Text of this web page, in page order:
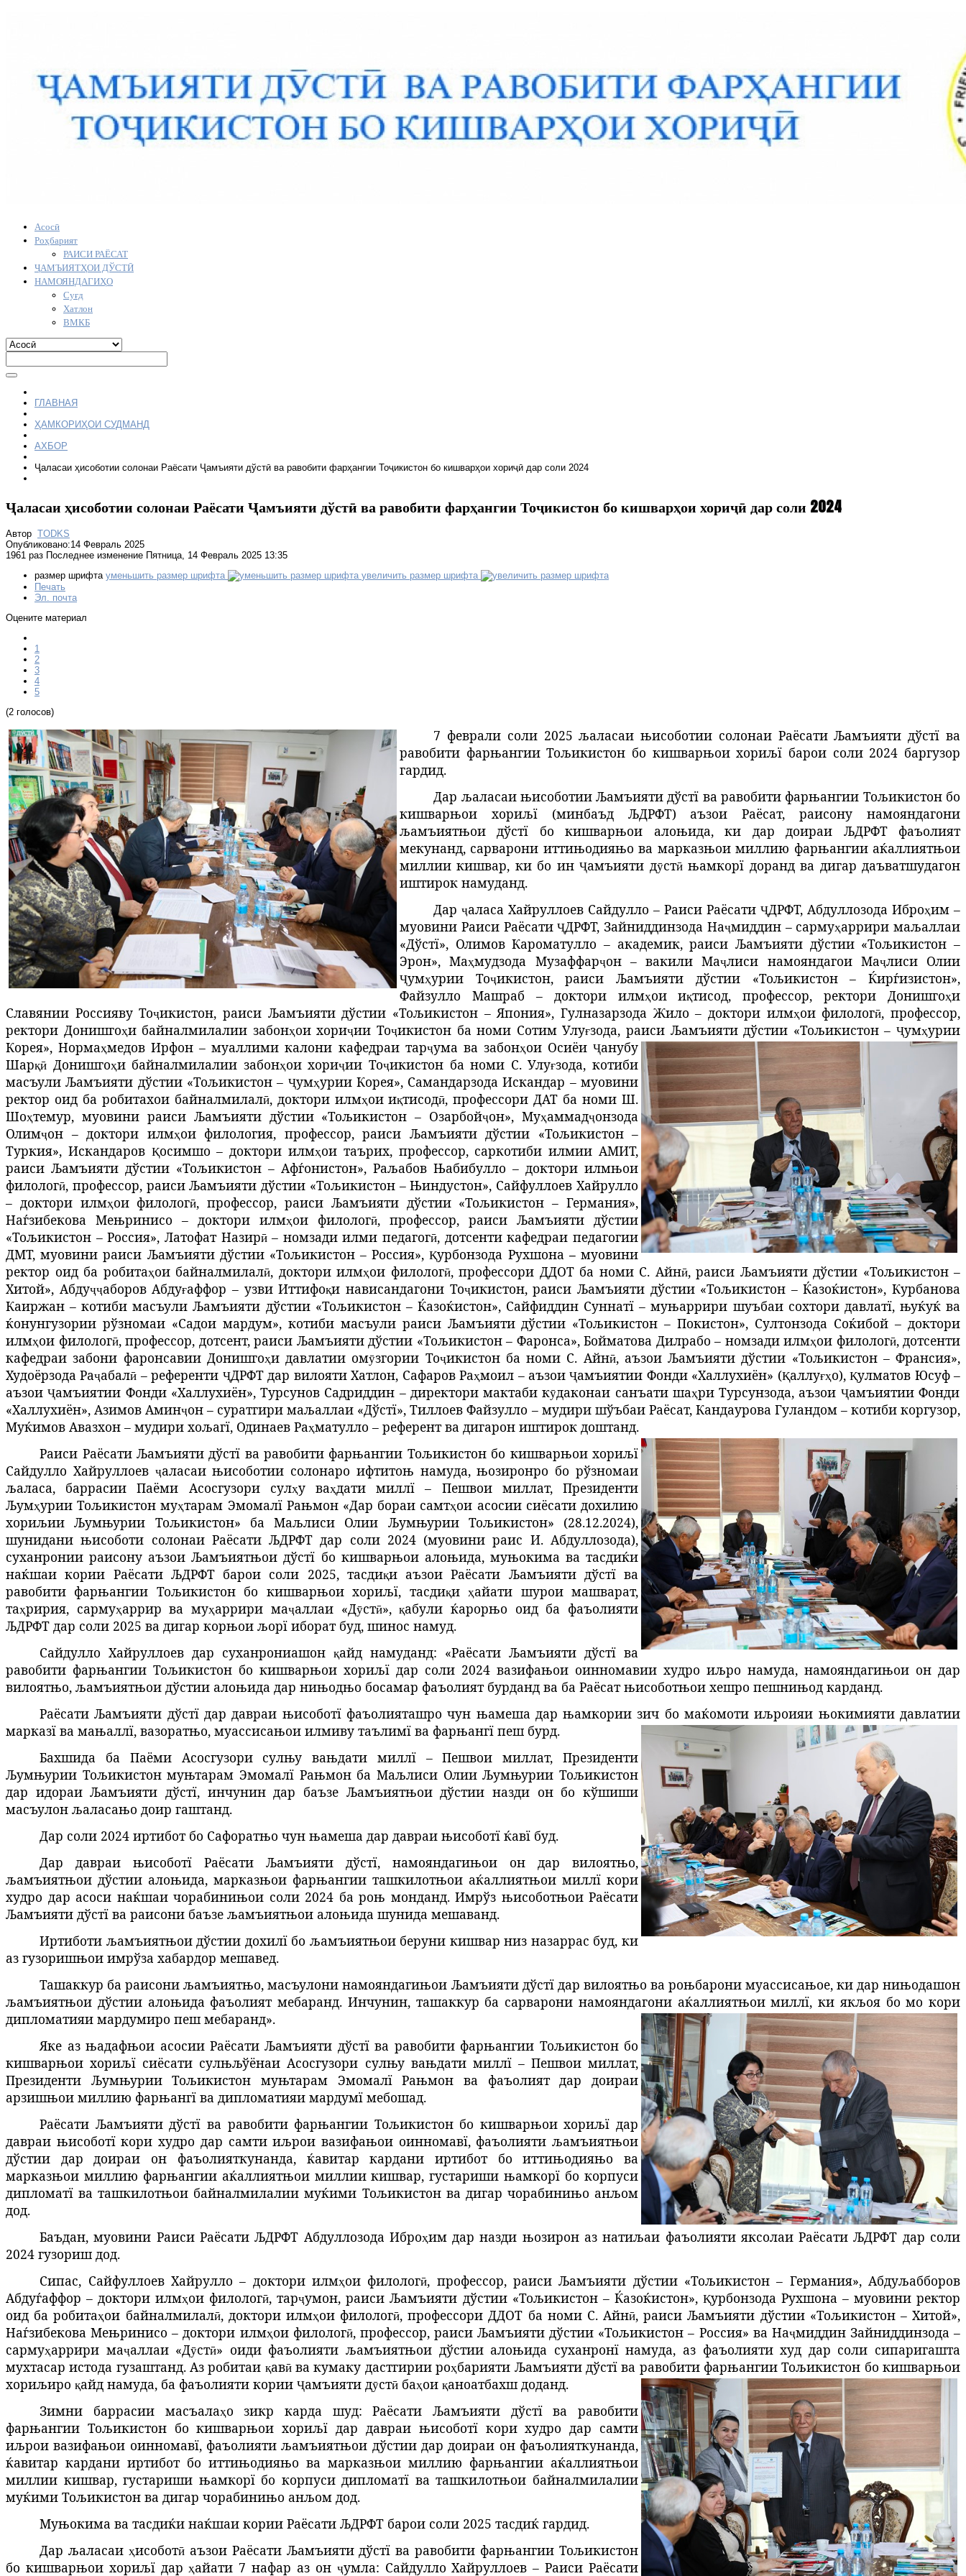
Асосӣ
Роҳбарият
РАИСИ РАЁСАТ
ҶАМЪИЯТҲОИ ДЎСТӢ
НАМОЯНДАГИҲО
Суғд
Хатлон
ВМКБ
ГЛАВНАЯ
ҲАМКОРИҲОИ СУДМАНД
АХБОР
Ҷаласаи ҳисоботии солонаи Раёсати Ҷамъияти дўстӣ ва равобити фарҳангии Тоҷикистон бо кишварҳои хориҷӣ дар соли 2024
Ҷаласаи ҳисоботии солонаи Раёсати Ҷамъияти дўстӣ ва равобити фарҳангии Тоҷикистон бо кишварҳои хориҷӣ дар соли 2024
Автор TODKS
Опубликовано:14 Февраль 2025
1961 раз Последнее изменение Пятница, 14 Февраль 2025 13:35
размер шрифта уменьшить размер шрифта
увеличить размер шрифта
Печать
Эл. почта
Оцените материал
1
2
3
4
5
(2 голосов)
7 феврали соли 2025 љаласаи њисоботии солонаи Раёсати Љамъияти дўстї ва
равобити фарњангии Тољикистон бо кишварњои хориљї барои соли 2024 баргузор
гардид.
Дар љаласаи њисоботии Љамъияти дўстї ва равобити фарњангии Тољикистон бо
кишварњои хориљї (минбаъд ЉДРФТ)
аъзои Раёсат, раисону намояндагони
љамъиятњои дўстї бо кишварњои алоњида, ки дар доираи ЉДРФТ фаъолият
мекунанд, сарварони иттињодияњо ва марказњои миллию фарњангии аќаллиятњои
миллии кишвар, ки бо инҶамъияти дӯстӣњамкорї доранд ва дигар даъватшудагон
иштирок намуданд.
Дарҷаласа Хайруллоев Сайдулло – Раиси РаёсатиҶДРФТ, Абдуллозода Иброҳим–
муовини Раиси РаёсатиҶДРФТ, Зайниддинзода Наҷмиддин – сармуҳаррири маљаллаи
«Дўстї», Олимов Кароматулло – академик, раиси Љамъияти дўстии «Тољикистон –
Эрон», Маҳмудзода Музаффарҷон – вакили Маҷлиси намояндагои Маҷлиси Олии
Ҷумҳурии Тоҷикистон, раиси Љамъияти дўстии «Тољикистон – Ќирѓизистон»,
Файзулло Машраб – доктори илмҳои иқтисод, профессор, ректори Донишгоҳи
Славянии Россияву Тоҷикистон, раиси Љамъияти дўстии «Тољикистон – Япония», Гулназарзода Жило – доктори илмҳои филологӣ, профессор,
ректори Донишгоҳи байналмилалии забонҳои хориҷии Тоҷикистон ба номи Сотим Улуғзода, раиси Љамъияти дўстии «Тољикистон –Ҷумҳурии
Корея», Нормаҳмедов Ирфон –муаллими калони кафедраи тарҷума ва забонҳои Осиёи Ҷанубу
Шарқӣ Донишгоҳи байналмилалии забонҳои хориҷии Тоҷикистон ба номи С. Улуғзода,котиби
масъули Љамъияти дўстии «Тољикистон – Ҷумҳурии Корея», Самандарзода Искандар –муовини
ректор оид ба робитахои байналмилалӣ, доктори илмҳои иқтисодӣ,профессори ДАТ ба номи Ш.
Шоҳтемур, муовини раиси Љамъияти дўстии «Тољикистон – Озарбойҷон», Муҳаммадҷонзода
Олимҷон – доктори илмҳои филология, профессор, раиси Љамъияти дўстии «Тољикистон –
Туркия», Искандаров Қосимшо – доктори илмҳои таърих, профессор, саркотиби илмии АМИТ,
раиси Љамъияти дўстии «Тољикистон – Афѓонистон», Раљабов Њабибулло – доктори илмњои
филологӣ, профессор, раиси Љамъияти дўстии «Тољикистон – Њиндустон», Сайфуллоев Хайрулло
– доктори илмҳои филологӣ, профессор, раиси Љамъияти дўстии «Тољикистон – Германия»,
Наѓзибекова Мењринисо – доктори илмҳои филологӣ, профессор, раиси Љамъияти дўстии
«Тољикистон – Россия», Латофат Назирӣ – номзади илми педагогӣ, дотсенти кафедраи педагогии
ДМТ,муовини раиси Љамъияти дўстии «Тољикистон – Россия»,Қурбонзода Рухшона –муовини
ректор оид ба робитаҳои байналмилалӣ, доктори илмҳои филологӣ, профессори ДДОТ ба номи С. Айнӣ, раиси Љамъияти дўстии «Тољикистон –
Хитой», Абдуҷҷаборов Абдуғаффор – узви Иттифоқи нависандагони Тоҷикистон, раиси Љамъияти дўстии «Тољикистон – Ќазоќистон», Курбанова
Каиржан – котиби масъули Љамъияти дўстии «Тољикистон – Ќазоќистон», Сайфиддин Суннатї – муњаррири шуъбаи сохтори давлатї, њуќуќ ва
ќонунгузории рўзномаи «Садои мардум», котиби масъули раиси Љамъияти дўстии «Тољикистон – Покистон», Султонзода Соќибой – доктори
илмҳои филологӣ, профессор, дотсент, раиси Љамъияти дўстии «Тољикистон – Фаронса», Бойматова Дилрабо – номзади илмҳои филологӣ, дотсенти
кафедраи забони фаронсавии Донишгоҳи давлатии омӯзгории Тоҷикистон ба номи С. Айнӣ, аъзои Љамъияти дўстии «Тољикистон – Франсия»,
Худоёрзода Раҷабалӣ –референти ҶДРФТдар вилояти Хатлон, Сафаров Раҳмоил – аъзоиҶамъиятии Фонди «Халлухиён» (Қаллуғҳо), Қулматов Юсуф –
аъзоиҶамъиятии Фонди «Халлухиён», Турсунов Садриддин – директори мактаби кӯдаконаи санъати шаҳри Турсунзода, аъзои ҶамъиятииФонди
«Халлухиён», Азимов Аминҷон – суратгири маљаллаи «Дўстї», Тиллоев Файзулло – мудири шўъбаи Раёсат, Кандаурова Гуландом – котиби коргузор,
Муќимов Авазхон – мудири хољагї, Одинаев Раҳматулло – референт ва дигарон иштирок доштанд.
Раиси Раёсати Љамъияти дўстї ва равобити фарњангии Тољикистон бо кишварњои хориљї
Сайдулло Хайруллоев ҷаласаи њисоботии солонаро ифтитоњ намуда, њозиронро бо рўзномаи
љаласа, баррасии Паёми Асосгузори сулҳу ваҳдати миллї – Пешвои миллат, Президенти
Љумҳурии Тољикистон муҳтарам Эмомалї Рањмон «Дар бораи самтҳои асосии сиёсати дохилию
хориљии Љумњурии Тољикистон» ба Маљлиси Олии Љумњурии Тољикистон» (28.12.2024),
шунидани њисоботи солонаи Раёсати ЉДРФТ дар соли 2024 (муовини раис И. Абдуллозода),
суханронии раисону аъзои Љамъиятњои дўстї бо кишварњои алоњида, муњокима ва тасдиќи
наќшаи кории Раёсати ЉДРФТ барои соли 2025, тасдиқи аъзои Раёсати Љамъияти дўстї ва
равобити фарњангии Тољикистон бо кишварњои хориљї, тасдиқи ҳайати шурои машварат,
таҳририя, сармуҳаррир ва муҳаррири маҷаллаи «Дӯстӣ»,қабули ќарорњо оид ба фаъолияти
ЉДРФТ дар соли 2025 ва дигар корњои љорї иборат буд, шинос намуд.
Сайдулло Хайруллоев дар суханрониашонқайд намуданд: «Раёсати Љамъияти дўстї ва
равобити фарњангии Тољикистон бо кишварњои хориљї дар соли 2024 вазифањои оинномавии худро иљро намуда, намояндагињои он дар
вилоятњо, љамъиятњои дўстии алоњида дар нињодњо босамар фаъолият бурданд ва ба Раёсат њисоботњои хешро пешнињод карданд.
Раёсати Љамъияти дўстї дар давраи њисоботї фаъолияташро чун њамеша дар њамкории зич бо маќомоти иљроияи њокимияти давлатии
марказї ва мањаллї, вазоратњо, муассисањои илмиву таълимї ва фарњангї пеш бурд.
Бахшида ба Паёми Асосгузори сулњу вањдати миллї – Пешвои миллат, Президенти
Љумњурии Тољикистон муњтарам Эмомалї Рањмон ба Маљлиси Олии Љумњурии Тољикистон
дар идораи Љамъияти дўстї, инчунин дар баъзе Љамъиятњои дўстии назди он бо кўшиши
масъулон љаласањо доир гаштанд.
Дар соли 2024 иртибот бо Сафоратњо чун њамеша дар давраи њисоботї ќавї буд.
Дар давраи њисоботї Раёсати Љамъияти дўстї, намояндагињои он дар вилоятњо,
љамъиятњои дўстии алоњида, марказњои фарњангии ташкилотњои аќаллиятњои миллї кори
худро дар асоси наќшаи чорабинињои соли 2024 ба роњ монданд. Имрўз њисоботњои Раёсати
Љамъияти дўстї ва раисони баъзе љамъиятњои алоњида шунида мешаванд.
Иртиботи љамъиятњои дўстии дохилї бо љамъиятњои беруни кишвар низ назаррас буд, ки
аз гузоришњои имрўза хабардор мешавед.
Ташаккур ба раисони љамъиятњо, масъулони намояндагињои Љамъияти дўстї дар вилоятњо ва роњбарони муассисањое, ки дар нињодашон
љамъиятњои дўстии алоњида фаъолият мебаранд. Инчунин, ташаккур ба сарварони намояндагони аќаллиятњои миллї, ки якљоя бо мо кори
дипломатияи мардумиро пеш мебаранд».
Яке аз њадафњои асосии Раёсати Љамъияти дўстї ва равобити фарњангии Тољикистон бо
кишварњои хориљї сиёсати сулњљўёнаи Асосгузори сулњу вањдати миллї – Пешвои миллат,
Президенти Љумњурии Тољикистон муњтарам Эмомалї Рањмон ва фаъолият дар доираи
арзишњои миллию фарњангї ва дипломатияи мардумї мебошад.
Раёсати Љамъияти дўстї ва равобити фарњангии Тољикистон бо кишварњои хориљї дар
давраи њисоботї кори худро дар самти иљрои вазифањои оинномавї, фаъолияти љамъиятњои
дўстии дар доираи он фаъолияткунанда, ќавитар кардани иртибот бо иттињодияњо ва
марказњои миллию фарњангии аќаллиятњои миллии кишвар, густариши њамкорї бо корпуси
дипломатї ва ташкилотњои байналмилалии муќими Тољикистон ва дигар чорабинињо анљом
дод.
Баъдан, муовини Раиси Раёсати ЉДРФТ Абдуллозода Иброҳимдар назди њозирон аз натиљаи фаъолияти яксолаи Раёсати ЉДРФТ дар соли
2024 гузориш дод.
Сипас, Сайфуллоев Хайрулло – доктори илмҳои филологӣ, профессор, раиси Љамъияти дўстии «Тољикистон – Германия», Абдуљабборов
Абдуѓаффор – доктори илмҳои филологӣ,тарҷумон,раиси Љамъияти дўстии «Тољикистон – Ќазоќистон», Қурбонзода Рухшона – муовини ректор
оид ба робитаҳои байналмилалӣ, доктори илмҳои филологӣ,профессори ДДОТ ба номи С. Айнӣ,раиси Љамъияти дўстии «Тољикистон – Хитой»,
Наѓзибекова Мењринисо – доктори илмҳои филологӣ, профессор, раиси Љамъияти дўстии «Тољикистон – Россия» ва Наҷмиддин Зайниддинзода –
сармуҳаррири маҷаллаи «Дӯстӣ» оиди фаъолияти љамъиятњои дўстии алоњида суханронї намуда, аз фаъолияти худ дар соли сипаригашта
мухтасар истода гузаштанд. Аз робитаи қавӣ ва кумаку дастгирии роҳбарияти Љамъияти дўстї ва равобити фарњангии Тољикистон бо кишварњои
хориљиро қайд намуда, ба фаъолияти кории Ҷамъияти дӯстӣ баҳои қаноатбахш доданд.
Зимни баррасии масъалаҳо зикр карда шуд: Раёсати Љамъияти дўстї ва равобити
фарњангии Тољикистон бо кишварњои хориљї дар давраи њисоботї кори худро дар самти
иљрои вазифањои оинномавї, фаъолияти љамъиятњои дўстии дар доираи он фаъолияткунанда,
ќавитар кардани иртибот бо иттињодияњо ва марказњои миллию фарњангии аќаллиятњои
миллии кишвар, густариши њамкорї бо корпуси дипломатї ва ташкилотњои байналмилалии
муќими Тољикистон ва дигар чорабинињо анљом дод.
Муњокима ва тасдиќи наќшаи кории Раёсати ЉДРФТ барои соли 2025 тасдиќ гардид.
Дар љаласаи ҳисоботӣаъзои Раёсати Љамъияти дўстї ва равобити фарњангии Тољикистон
бо кишварњои хориљї дарҳайати 7нафар аз он ҷумла: Сайдулло Хайруллоев – Раиси Раёсати